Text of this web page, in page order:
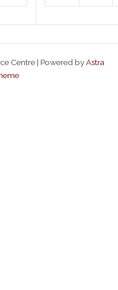
Centre | Powered byAstra